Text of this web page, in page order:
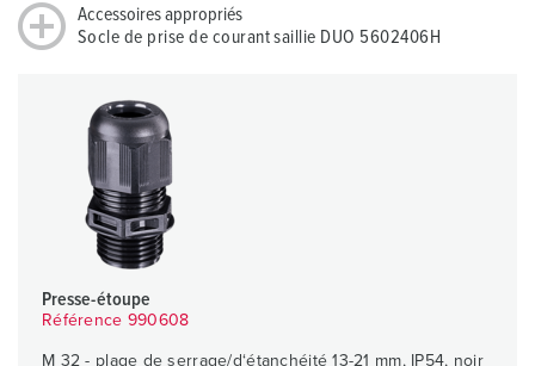
Accessoires appropriés
Socle de prise de courant saillie DUO 5602406H
Presse-étoupe
Référence 990608
M 32 - plage de serrage/d‘étanchéité 13-21 mm, IP54, noir